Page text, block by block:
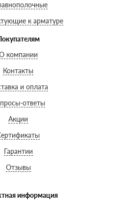
к арматуре
компании
Контакты
и оплата
ответы
Акции
Гарантии
Отзывы
информация